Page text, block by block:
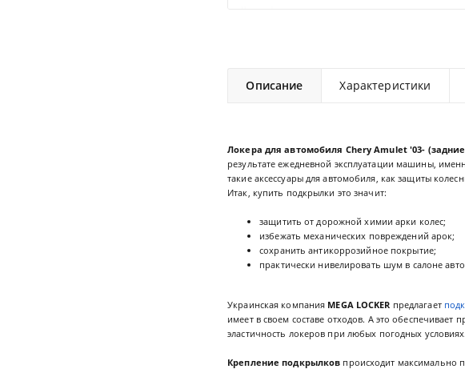
Описание Характеристики
Локера для автомобиля Chery Amulet '03-
результате ежедневной эксплуатации машины,
такие аксессуары для автомобиля, как защиты
Итак, купить подкрылки это значит:
защитить от дорожной химии арки колес;
избежать механических повреждений арок;
сохранить антикоррозийное покрытие;
практически нивелировать шум в салоне
Украинская компания MEGA LOCKER предлагает
имеет в своем составе отходов. А это
эластичность локеров при любых погодных условиях.
Крепление подкрылков происходит максимально